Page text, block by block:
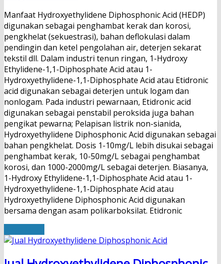
Manfaat Hydroxyethylidene Diphosphonic Acid (HEDP)
digunakan sebagai penghambat kerak dan korosi,
pengkhelat (sekuestrasi), bahan deflokulasi dalam
pendingin dan ketel pengolahan air, deterjen sekarat
tekstil dll. Dalam industri tenun ringan, 1-Hydroxy
Ethylidene-1,1-Diphosphate Acid atau 1-
Hydroxyethylidene-1,1-Diphosphate Acid atau Etidronic
acid digunakan sebagai deterjen untuk logam dan
nonlogam. Pada industri pewarnaan, Etidronic acid
digunakan sebagai penstabil peroksida juga bahan
pengikat pewarna; Pelapisan listrik non-sianida,
Hydroxyethylidene Diphosphonic Acid digunakan sebagai
bahan pengkhelat. Dosis 1-10mg/L lebih disukai sebagai
penghambat kerak, 10-50mg/L sebagai penghambat
korosi, dan 1000-2000mg/L sebagai deterjen. Biasanya,
1-Hydroxy Ethylidene-1,1-Diphosphate Acid atau 1-
Hydroxyethylidene-1,1-Diphosphate Acid atau
Hydroxyethylidene Diphosphonic Acid digunakan
bersama dengan asam polikarboksilat. Etidronic